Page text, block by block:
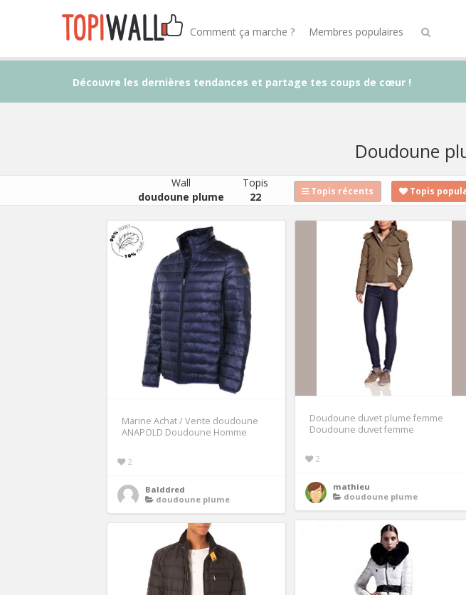
Comment ça marche ? Membres populaires
Découvre les dernières tendances et partage tes coups de cœur !
Doudoune
Wall
doudoune plume
Topis
22
Topis récents Topis
Marine Achat / Vente doudoune
ANAPOLD Doudoune Homme
2
Balddred
doudoune plume
Doudoune duvet plume femme
Doudoune duvet femme
2
mathieu
doudoune plume